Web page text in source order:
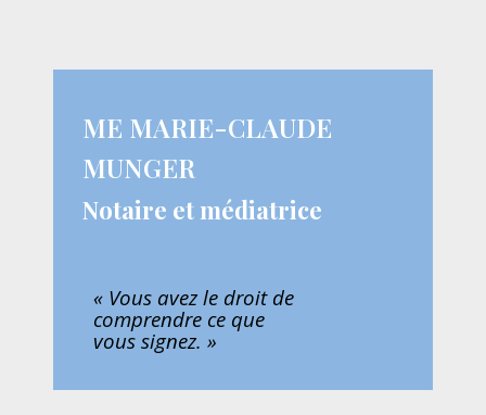
ME MARIE-CLAUDE
MUNGER
Notaire et médiatrice
« Vous avez le droit de
comprendre ce que
vous signez. »